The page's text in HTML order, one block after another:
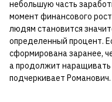
небольшую часть
момент финансового
людям становится
определенный процент.
сформирована заранее,
а продолжит
подчеркивает Романович.